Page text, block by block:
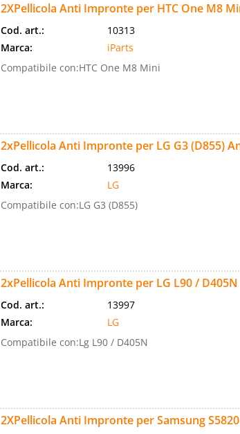
2XPellicola Anti Impronte per HTC One M8
Cod. art.:
10313
Marca:
iParts
Compatibile con:HTC One M8 Mini
2xPellicola Anti Impronte per LG G3 (D855)
Cod. art.:
13996
Marca:
LG
Compatibile con:LG G3 (D855)
2xPellicola Anti Impronte per LG L90 / D405N
Cod. art.:
13997
Marca:
LG
Compatibile con:Lg L90 / D405N
2XPellicola Anti Impronte per Samsung